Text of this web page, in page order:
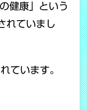
健康」という
れていまし
ています。